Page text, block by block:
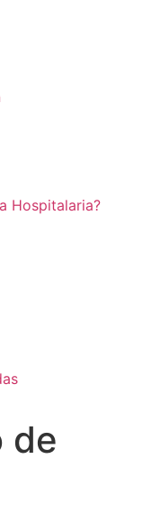
Hospitalaria?
de